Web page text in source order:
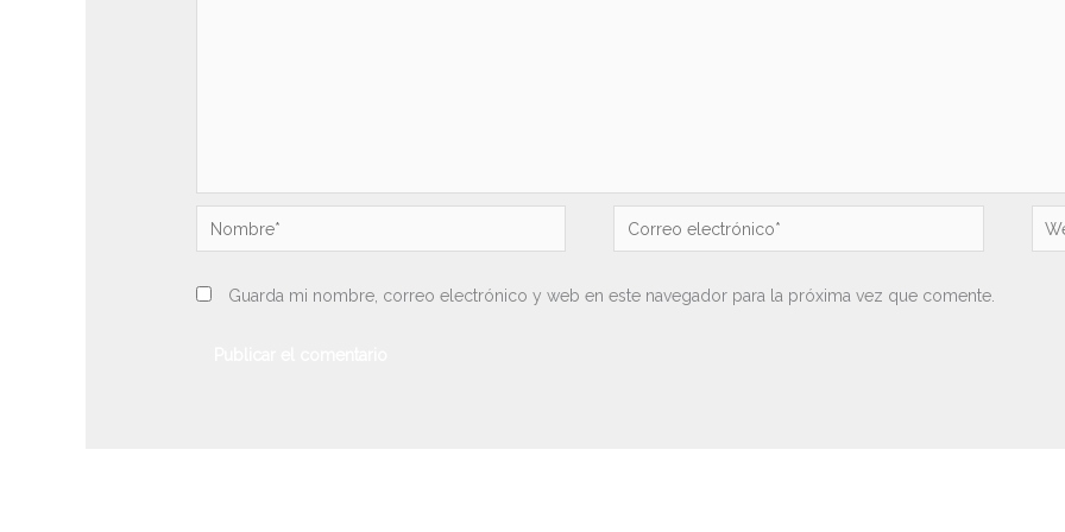
Nombre*
Correo
electrónico*
Guarda mi nombre, correo electrónico y web en este navegador para la próxima vez que comente.